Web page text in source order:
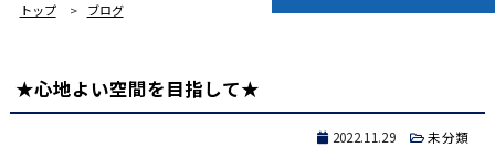
トップ ブログ
★心地よい空間を目指して★
2022.11.29 未分類